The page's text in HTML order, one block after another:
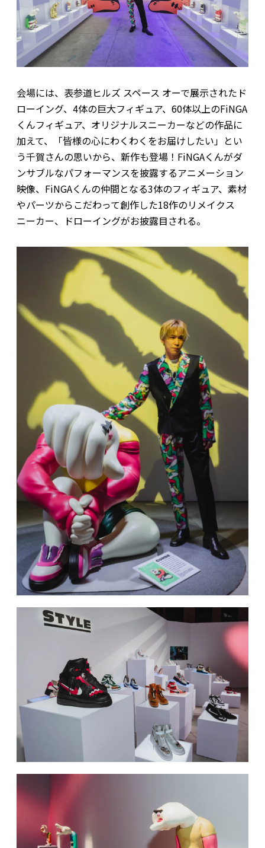
会場には、表参道ヒルズ スペース オーで展示されたド
ローイング、4体の巨大フィギュア、60体以上のFiNGA
くんフィギュア、オリジナルスニーカーなどの作品に
加えて、「皆様の心にわくわくをお届けしたい」とい
う千賀さんの思いから、新作も登場！FiNGAくんがダ
ンサブルなパフォーマンスを披露するアニメーション
映像、FiNGAくんの仲間となる3体のフィギュア、素材
やパーツからこだわって創作した18作のリメイクス
ニーカー、ドローイングがお披露目される。